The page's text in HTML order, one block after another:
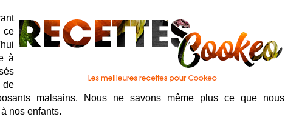
ce
à
de
malsains. Nous ne savons même plus ce que nous
nos enfants.